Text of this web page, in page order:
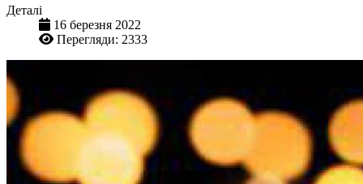
Деталі
16 березня 2022
Перегляди: 2333